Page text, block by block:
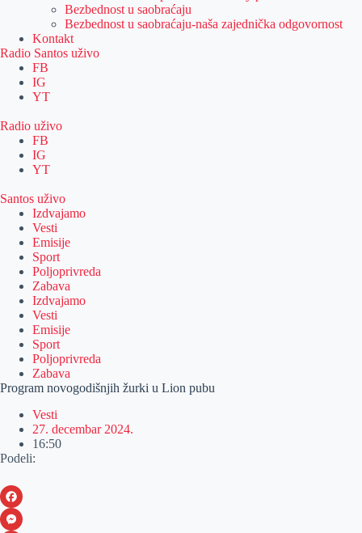
Bezbednost u saobraćaju
Bezbednost u saobraćaju-naša zajednička odgovornost
Kontakt
Radio Santos uživo
FB
IG
YT
Radio uživo
FB
IG
YT
Santos uživo
Izdvajamo
Vesti
Emisije
Sport
Poljoprivreda
Zabava
Izdvajamo
Vesti
Emisije
Sport
Poljoprivreda
Zabava
Program novogodišnjih žurki u Lion pubu
Vesti
27. decembar 2024.
16:50
Podeli:
F